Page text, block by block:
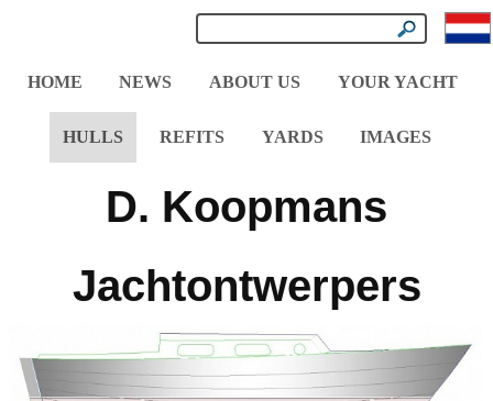
HOME NEWS ABOUT US YOUR YACHT
HULLS REFITS YARDS IMAGES
D. Koopmans
Jachtontwerpers